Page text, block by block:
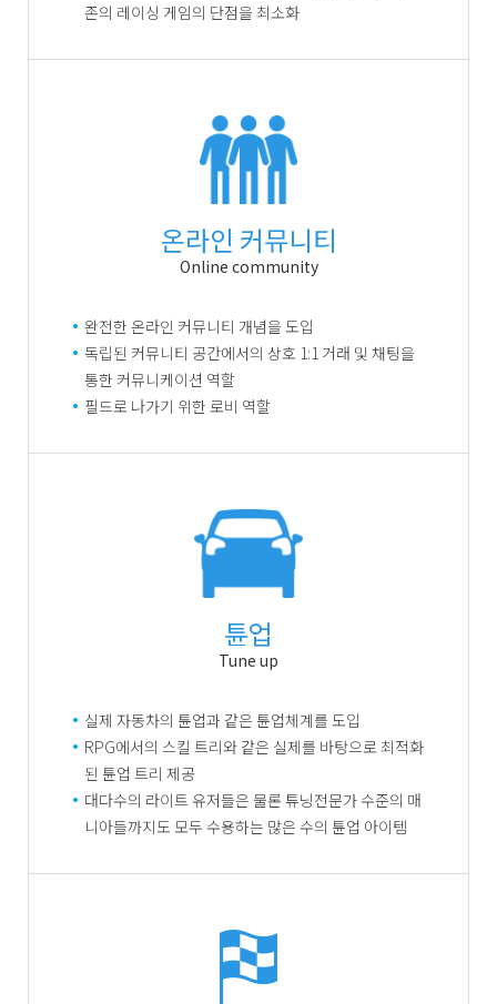
존의 레이싱 게임의 단점을 최소화
온라인 커뮤니티
Online community
완전한 온라인 커뮤니티 개념을 도입
독립된 커뮤니티 공간에서의 상호 1:1 거래 및 채팅을
통한 커뮤니케이션 역할
필드로 나가기 위한 로비 역할
튠업
Tune up
실제 자동차의 튠업과 같은 튠업체계를 도입
RPG에서의 스킬 트리와 같은 실제를 바탕으로 최적화
된 튠업 트리 제공
대다수의 라이트 유저들은 물론 튜닝전문가 수준의 매
니아들까지도 모두 수용하는 많은 수의 튠업 아이템